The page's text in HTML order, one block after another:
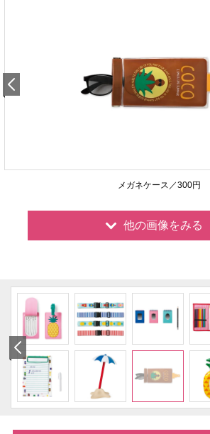
メガネケース／300円
他の画像をみる